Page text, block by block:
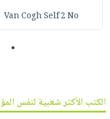
Van Cogh Self 2 No
1
الكتب الأكثر شعبية لنفس